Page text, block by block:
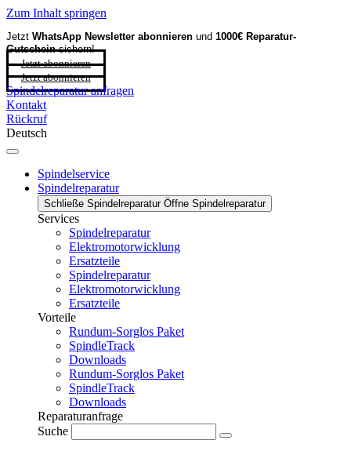
Zum Inhalt springen
Jetzt WhatsApp Newsletter abonnieren und 1000€ Reparatur-
Gutscheinsichern!
Jetzt abonnieren
Jetzt abonnieren
Spindelreparatur anfragen
Kontakt
Rückruf
Deutsch
Spindelservice
Spindelreparatur
Schließe Spindelreparatur Öffne Spindelreparatur
Services
Spindelreparatur
Elektromotorwicklung
Ersatzteile
Spindelreparatur
Elektromotorwicklung
Ersatzteile
Vorteile
Rundum-Sorglos Paket
SpindleTrack
Downloads
Rundum-Sorglos Paket
SpindleTrack
Downloads
Reparaturanfrage
Suche